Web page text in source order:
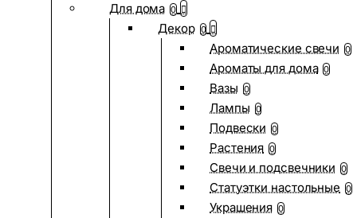
Для дома 0
Декор 0
Ароматические свечи 0
Ароматы для дома 0
Вазы 0
Лампы 0
Подвески 0
Растения 0
Свечи и подсвечники 0
Статуэтки настольные 0
Украшения 0